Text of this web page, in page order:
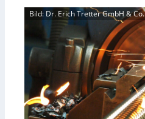
z
e
p
r
o
ff
i
z
i
n
z
t
r
M
V
-
h
e
c
k
d
r
a
u
k
z
y
l
Bild: Dr. Erich Tretter GmbH & Co.